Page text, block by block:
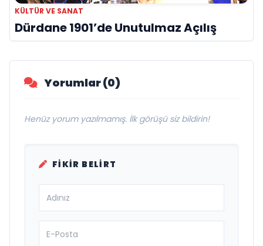
KÜLTÜR VE SANAT
Dürdane 1901’de Unutulmaz Açılış
Yorumlar (0)
Henüz yorum yazılmamış. İlk görüşü siz bildirin!
FIKIR BELIRT